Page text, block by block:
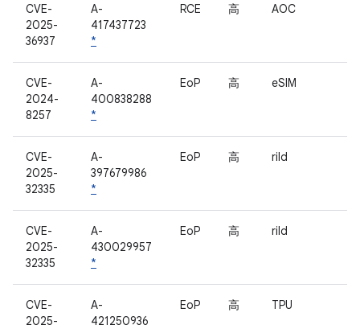
CVE-
2025-
36937
A-
417437723
*
RCE 高 AOC
CVE-
2024-
8257
A-
400838288
*
EoP 高 eSIM
CVE-
2025-
32335
A-
397679986
*
EoP 高 rild
CVE-
2025-
32335
A-
430029957
*
EoP 高 rild
CVE-
2025-
A-
421250936
EoP 高 TPU